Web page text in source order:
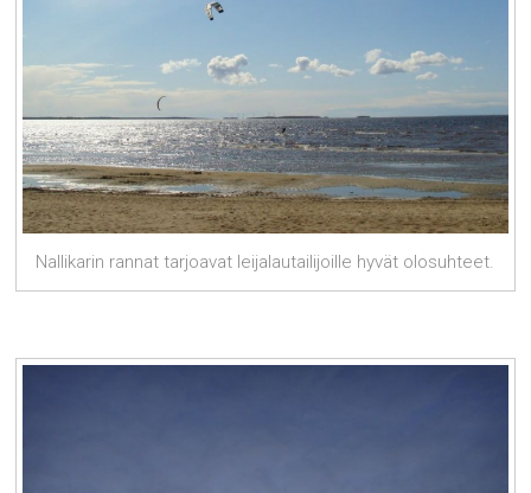
Nallikarin rannat tarjoavat leijalautailijoille hyvät olosuhteet.